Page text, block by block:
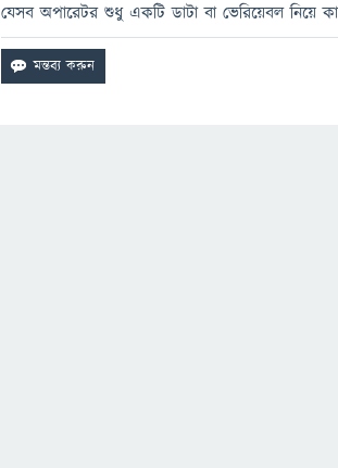
যেসব অপারেটর শুধু একটি ডাটা বা ভেরিয়েবল নিয়ে